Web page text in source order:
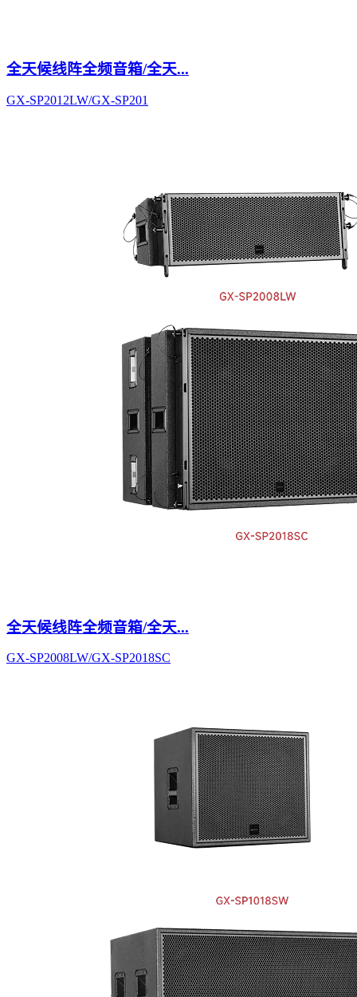
全天候线阵全频音箱/全天...
GX-SP2012LW/GX-SP201
全天候线阵全频音箱/全天...
GX-SP2008LW/GX-SP2018SC